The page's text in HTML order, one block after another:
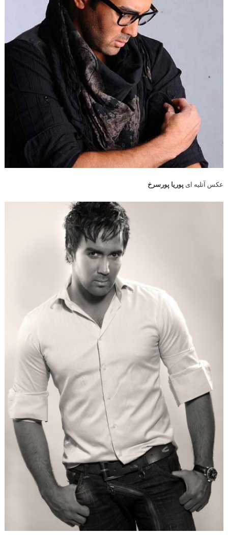
عکس آتلیه ایپوریا پورسرخ